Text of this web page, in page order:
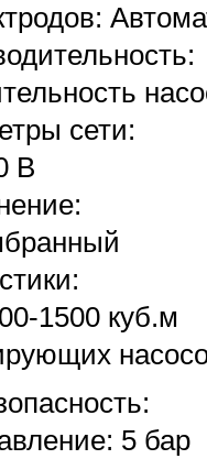
сети:
В
1500 куб.м
5 бар